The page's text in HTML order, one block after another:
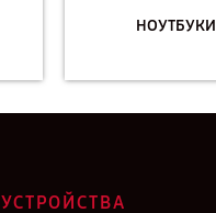
НОУТБУКИ
УСТРОЙСТВА